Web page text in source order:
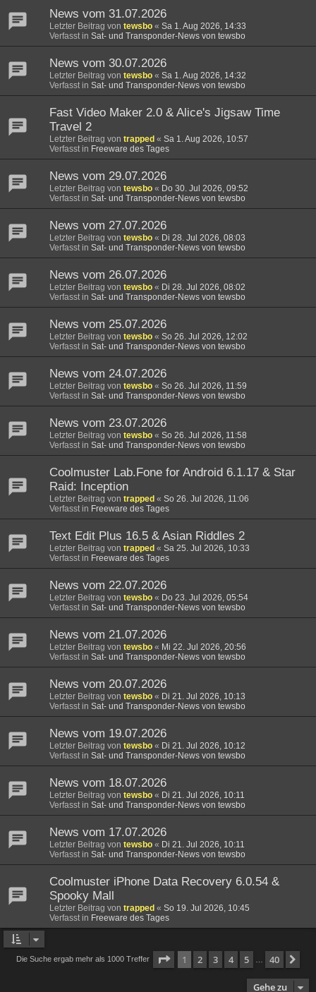
News vom 31.07.2026
Letzter Beitrag von tewsbo « Sa 1. Aug 2026, 14:33
Verfasst in Sat- und Transponder-News von tewsbo
News vom 30.07.2026
Letzter Beitrag von tewsbo « Sa 1. Aug 2026, 14:32
Verfasst in Sat- und Transponder-News von tewsbo
Fast Video Maker 2.0 & Alice's Jigsaw Time
Travel 2
Letzter Beitrag von trapped « Sa 1. Aug 2026, 10:57
Verfasst in Freeware des Tages
News vom 29.07.2026
Letzter Beitrag von tewsbo « Do 30. Jul 2026, 09:52
Verfasst in Sat- und Transponder-News von tewsbo
News vom 27.07.2026
Letzter Beitrag von tewsbo « Di 28. Jul 2026, 08:03
Verfasst in Sat- und Transponder-News von tewsbo
News vom 26.07.2026
Letzter Beitrag von tewsbo « Di 28. Jul 2026, 08:02
Verfasst in Sat- und Transponder-News von tewsbo
News vom 25.07.2026
Letzter Beitrag von tewsbo « So 26. Jul 2026, 12:02
Verfasst in Sat- und Transponder-News von tewsbo
News vom 24.07.2026
Letzter Beitrag von tewsbo « So 26. Jul 2026, 11:59
Verfasst in Sat- und Transponder-News von tewsbo
News vom 23.07.2026
Letzter Beitrag von tewsbo « So 26. Jul 2026, 11:58
Verfasst in Sat- und Transponder-News von tewsbo
Coolmuster Lab.Fone for Android 6.1.17 & Star
Raid: Inception
Letzter Beitrag von trapped « So 26. Jul 2026, 11:06
Verfasst in Freeware des Tages
Text Edit Plus 16.5 & Asian Riddles 2
Letzter Beitrag von trapped « Sa 25. Jul 2026, 10:33
Verfasst in Freeware des Tages
News vom 22.07.2026
Letzter Beitrag von tewsbo « Do 23. Jul 2026, 05:54
Verfasst in Sat- und Transponder-News von tewsbo
News vom 21.07.2026
Letzter Beitrag von tewsbo « Mi 22. Jul 2026, 20:56
Verfasst in Sat- und Transponder-News von tewsbo
News vom 20.07.2026
Letzter Beitrag von tewsbo « Di 21. Jul 2026, 10:13
Verfasst in Sat- und Transponder-News von tewsbo
News vom 19.07.2026
Letzter Beitrag von tewsbo « Di 21. Jul 2026, 10:12
Verfasst in Sat- und Transponder-News von tewsbo
News vom 18.07.2026
Letzter Beitrag von tewsbo « Di 21. Jul 2026, 10:11
Verfasst in Sat- und Transponder-News von tewsbo
News vom 17.07.2026
Letzter Beitrag von tewsbo « Di 21. Jul 2026, 10:11
Verfasst in Sat- und Transponder-News von tewsbo
Coolmuster iPhone Data Recovery 6.0.54 &
Spooky Mall
Letzter Beitrag von trapped « So 19. Jul 2026, 10:45
Verfasst in Freeware des Tages
Die Suche ergab mehr als 1000 Treffer Seite 1von 40
1 2 3 4 5 40
Gehe zu